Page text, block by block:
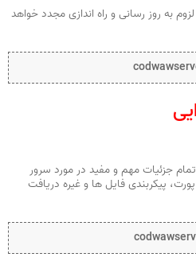
به روز رسانی و راه اندازی مجدد خواهد
جزئیات مهم و مفید در مورد سرور
پورت، پیکربندی فایل ها و غیره دریافت